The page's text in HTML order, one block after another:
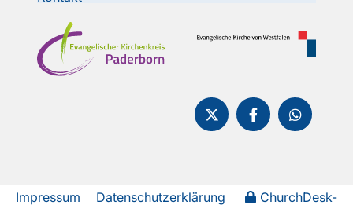
Impressum Datenschutzerklärung ChurchDesk-